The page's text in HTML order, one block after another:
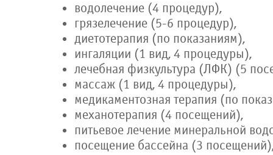
водолечение (4 процедур),
грязелечение (5-6 процедур),
диетотерапия (по показаниям),
ингаляции (1 вид, 4 процедуры),
лечебная физкультура (ЛФК) (5
массаж (1 вид, 4 процедуры),
медикаментозная терапия (по
механотерапия (4 посещений),
питьевое лечение минеральной
посещение бассейна (3